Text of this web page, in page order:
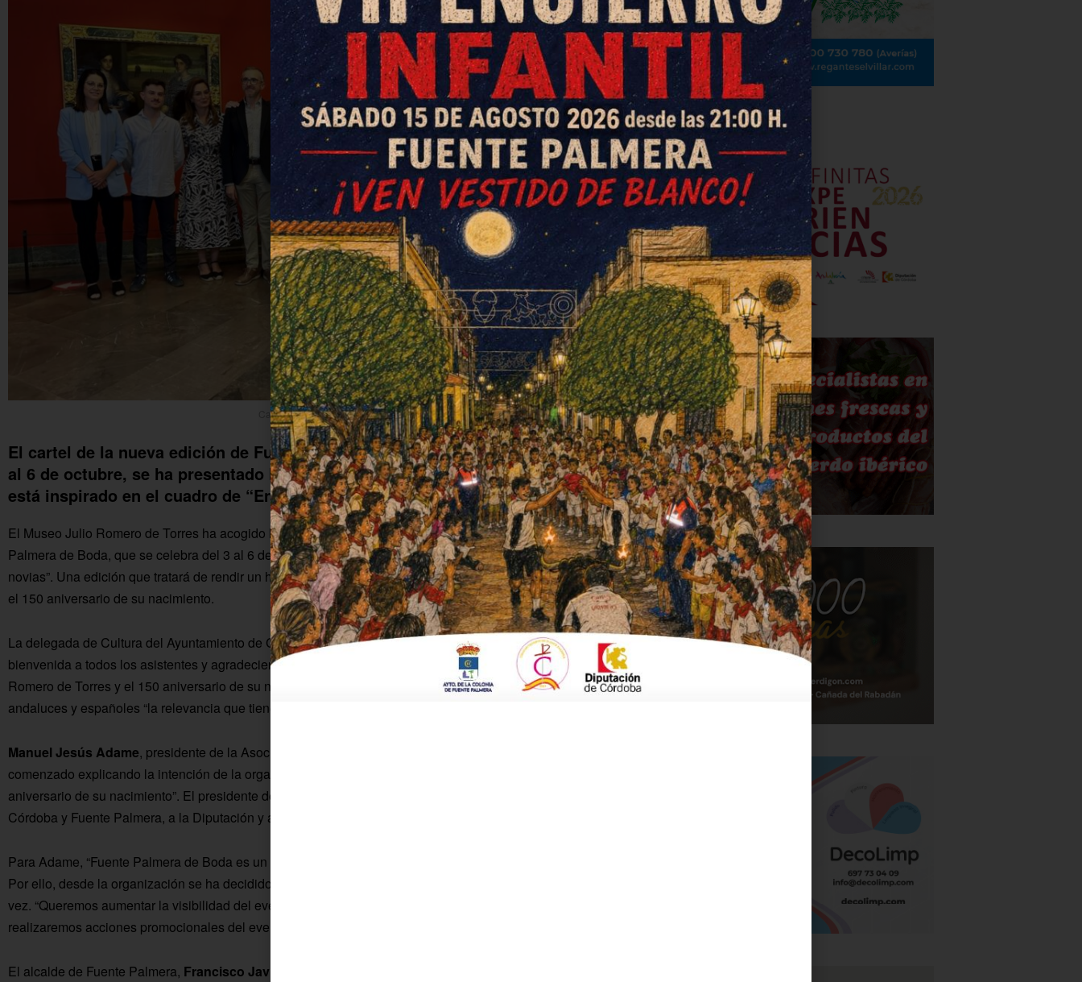
Cartel de la edición 2024
El cartel de la nueva edición de Fuente Palmera de Boda, que se celebrará del 3
al 6 de octubre, se ha presentado hoy en el Museo Julio Romero de Torres y
está inspirado en el cuadro de “En la ribera” del pintor cordobés.
El Museo Julio Romero de Torres ha acogido la presentación del cartel de la XVII edición de Fuente
Palmera de Boda, que se celebra del 3 al 6 de octubre en el municipio conocido como “El pueblo de las
novias”. Una edición que tratará de rendir un homenaje a la figura del pintor cordobés que este año celebra
el 150 aniversario de su nacimiento.
La delegada de Cultura del Ayuntamiento de Córdoba,Isabel Albás, ha abierto el acto dando la
bienvenida a todos los asistentes y agradeciendo a la organización de la feria haberse acordado “de Julio
Romero de Torres y el 150 aniversario de su nacimiento”. Albás ha pedido acercar a todos los cordobeses,
andaluces y españoles “la relevancia que tiene la feria”.
Manuel Jesús Adame, presidente de la Asociación Empresarial de la Colonia de Fuente Palmera, ha
comenzado explicando la intención de la organización en este “guiño a Romero de Torres por el 150
aniversario de su nacimiento”. El presidente de la Asociación ha agradecido a los ayuntamientos de
Córdoba y Fuente Palmera, a la Diputación y a la Junta de Andalucía, su colaboración y apoyo.
Para Adame, “Fuente Palmera de Boda es un evento hecho desde Fuente Palmera para el sector nupcial”.
Por ello, desde la organización se ha decidido salir fuera del municipio a presentar el cartel por primera
vez. “Queremos aumentar la visibilidad del evento y llegar a un mayor alcance de público, para lo que
realizaremos acciones promocionales del evento en Sevilla y en Málaga”.
El alcalde de Fuente Palmera, Francisco Javier Ruiz